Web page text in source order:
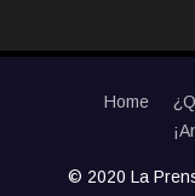
Home
© 2020 La